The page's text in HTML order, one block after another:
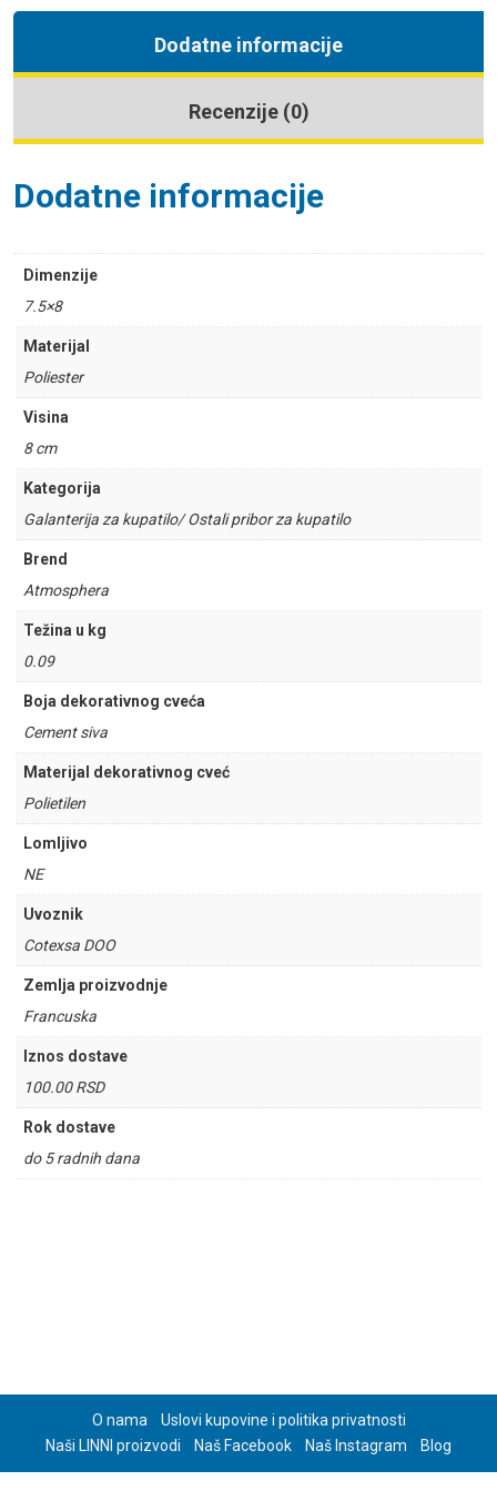
Dodatne informacije
Recenzije (0)
Dodatne informacije
Dimenzije
7.5×8
Materijal
Poliester
Visina
8 cm
Kategorija
Galanterija za kupatilo/ Ostali pribor za kupatilo
Brend
Atmosphera
Težina u kg
0.09
Boja dekorativnog cveća
Cement siva
Materijal dekorativnog cveć
Polietilen
Lomljivo
NE
Uvoznik
Cotexsa DOO
Zemlja proizvodnje
Francuska
Iznos dostave
100.00 RSD
Rok dostave
do 5 radnih dana
O nama
Uslovi kupovine i politika privatnosti
Naši LINNI proizvodi
Naš Facebook Naš Instagram Blog